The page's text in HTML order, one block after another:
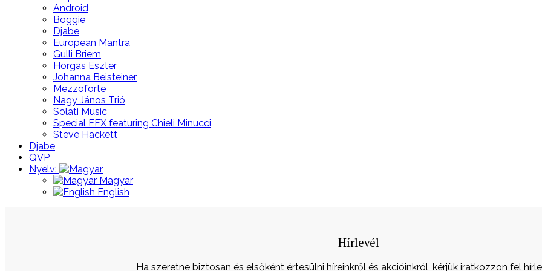
Android
Boggie
Djabe
European Mantra
Gulli Briem
Horgas Eszter
Johanna Beisteiner
Mezzoforte
Nagy János Trió
Solati Music
Special EFX featuring Chieli Minucci
Steve Hackett
Djabe
QVP
Nyelv:
Magyar
English
Hírlevél
Ha szeretne biztosan és elsőként értesülni híreinkről és akcióinkról, kérjük iratkozzon fel